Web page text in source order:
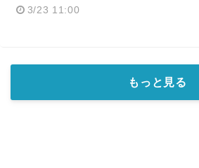
3/23 11:00
もっと見る